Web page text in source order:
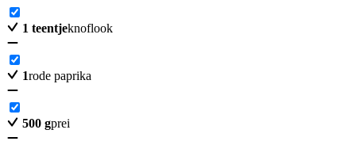
1 teentjeknoflook
1rode paprika
500 gprei